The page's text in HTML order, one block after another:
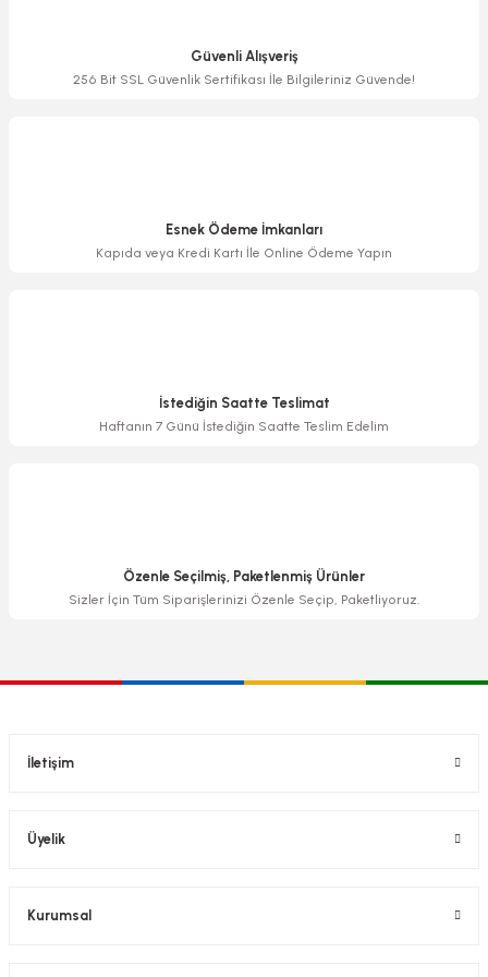
Ürün bilgilerinde hatalar bulunuyor.
Güvenli Alışveriş
256 Bit SSL Güvenlik Sertifikası İle Bilgileriniz Güvende!
Esnek Ödeme İmkanları
Kapıda veya Kredi Kartı İle Online Ödeme Yapın
İstediğin Saatte Teslimat
Haftanın 7 Günü İstediğin Saatte Teslim Edelim
Özenle Seçilmiş, Paketlenmiş Ürünler
Sizler İçin Tüm Siparişlerinizi Özenle Seçip, Paketliyoruz.
İletişim
Üyelik
Kurumsal